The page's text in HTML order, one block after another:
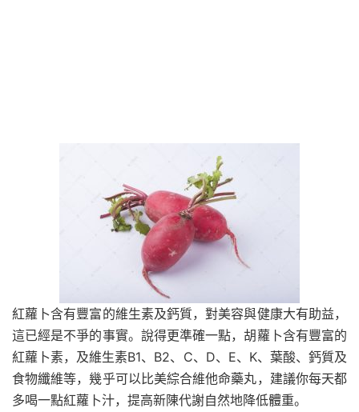
紅蘿卜含有豐富的維生素及鈣質，對美容與健康大有助益，
這已經是不爭的事實。說得更準確一點，胡蘿卜含有豐富的
紅蘿卜素，及維生素B1、B2、C、D、E、K、葉酸、鈣質及
食物纖維等，幾乎可以比美綜合維他命藥丸，建議你每天都
多喝一點紅蘿卜汁，提高新陳代謝自然地降低體重。